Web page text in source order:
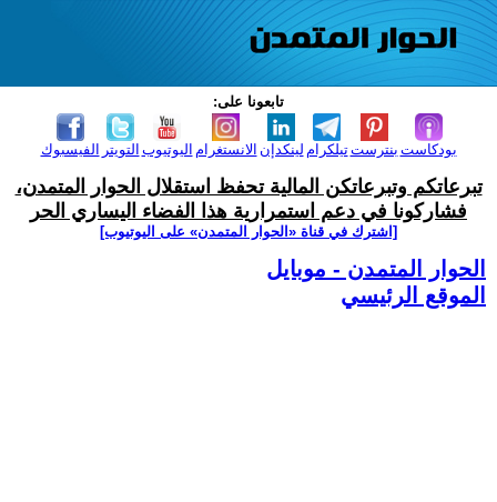
تابعونا على:
الفيسبوك التويتر اليوتيوب الانستغرام لينكدإن تيلكرامبنترست بودكاست
تبرعاتكم وتبرعاتكن المالية تحفظ استقلال الحوار المتمدن،
فشاركونا في دعم استمرارية هذا الفضاء اليساري الحر
[اشترك في قناة ‫«الحوار المتمدن» على اليوتيوب]
الحوار المتمدن - موبايل
الموقع الرئيسي